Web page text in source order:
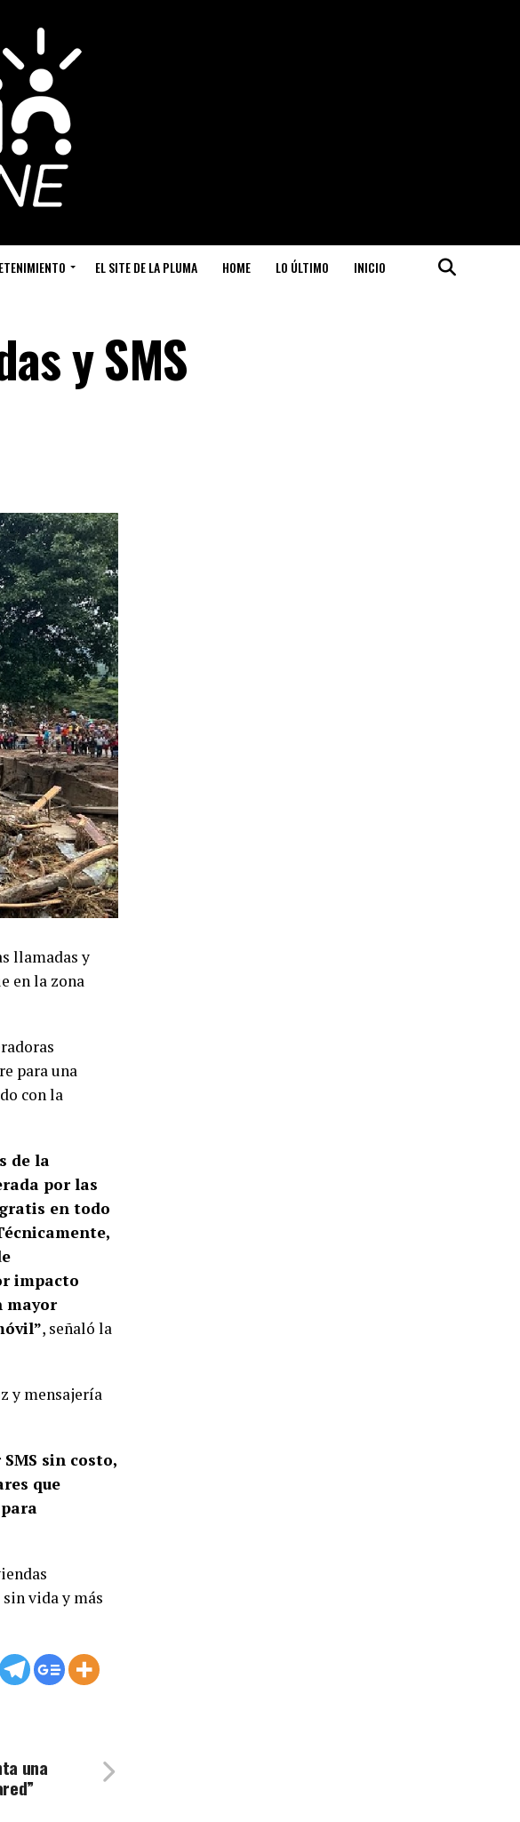
EL SITE DE LA PLUMA HOME LO ÚLTIMO INICIO
y SMS
llamadas y
en la zona
para una
con la
de la
por las
en todo
impacto
mayor
, señaló la
y mensajería
sin costo,
que
vida y más
una